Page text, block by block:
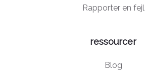
Rapporter en fejl
ressourcer
Blog